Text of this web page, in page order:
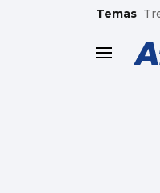
common.go-to-content
Temas